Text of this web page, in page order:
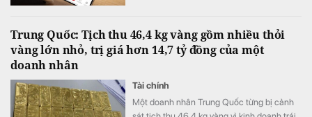
Trung Quốc: Tịch thu 46,4 kg vàng gồm nhiều thỏi
vàng lớn nhỏ, trị giá hơn 14,7 tỷ đồng của một
doanh nhân
Tài chính
Một doanh nhân Trung Quốc từng bị cảnh